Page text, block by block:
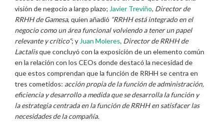
visión de negocio a largo plazo; Javier Treviño, Director de
RRHH de Gamesa, quien añadió “RRHH está integrado en el
negocio como un área funcional volviendo a tener un papel
relevante y crítico”; y Juan Moleres, Director de RRHH de
Lactalisque concluyó con la exposición de un elemento común
en la relación con los CEOs donde destacó la necesidad de
que estos comprendan que la función de RRHH se centra en
tres cometidos: acción propia de la función de administración,
eficiencia y desarrollo a medida que se desarrolla la función y
la estrategia centrada en la función de RRHH en satisfacer las
necesidades de la compañía.